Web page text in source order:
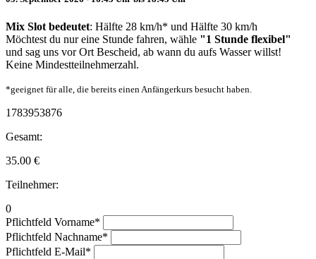
Mix Slot bedeutet: Hälfte 28 km/h* und Hälfte 30 km/h
Möchtest du nur eine Stunde fahren, wähle "1 Stunde flexibel"
und sag uns vor Ort Bescheid, ab wann du aufs Wasser willst!
Keine Mindestteilnehmerzahl.
*geeignet für alle, die bereits einen Anfängerkurs besucht haben.
1783953876
Gesamt:
35.00 €
Teilnehmer:
0
Pflichtfeld Vorname*
Pflichtfeld Nachname*
Pflichtfeld E-Mail*